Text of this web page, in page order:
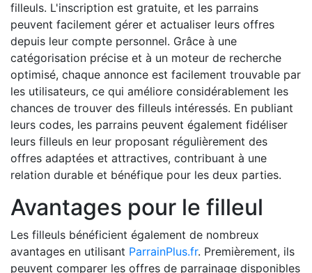
filleuls. L'inscription est gratuite, et les parrains
peuvent facilement gérer et actualiser leurs offres
depuis leur compte personnel. Grâce à une
catégorisation précise et à un moteur de recherche
optimisé, chaque annonce est facilement trouvable par
les utilisateurs, ce qui améliore considérablement les
chances de trouver des filleuls intéressés. En publiant
leurs codes, les parrains peuvent également fidéliser
leurs filleuls en leur proposant régulièrement des
offres adaptées et attractives, contribuant à une
relation durable et bénéfique pour les deux parties.
Avantages pour le filleul
Les filleuls bénéficient également de nombreux
avantages en utilisant ParrainPlus.fr. Premièrement, ils
peuvent comparer les offres de parrainage disponibles